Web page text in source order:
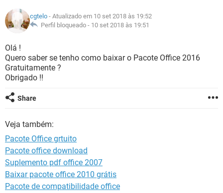
GUIA DE COMPRAS
INSTAGRAM GMAIL
CELULAR
OUTLOOK EXCEL
INSTAGRAM
GUIA DE COMPRAS
JOGOS WHATSAPP
OUTLOOK
INSTAGRAM
GLOSSÁRIO
JOGOS
CELULAR FACEBOOK
OUTLOOK
INSTAGRAM
cgtelo - Atualizado em 10 set 2018 às 19:52
Perfil bloqueado - 10 set 2018 às 19:51
Olá !
Quero saber se tenho como baixar o Pacote Office 2016
Gratuitamente ?
Obrigado !!
Share
Veja também:
Pacote Office grtuito
Pacote office download
Suplemento pdf office 2007
Baixar pacote office 2010 grátis
Pacote de compatibilidade office